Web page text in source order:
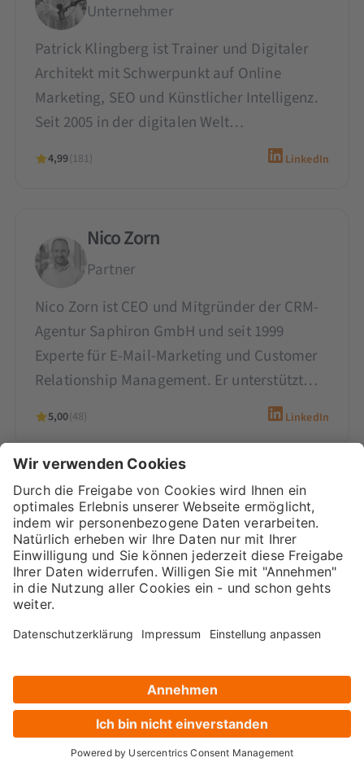
Unternehmer
Patrick Klingberg ist Trainer und Digitaler
Architekt mit Schwerpunkt auf Online
Marketing, SEO und Künstlicher Intelligenz.
Seit 2005 in der digitalen Welt…
4,99(181) LinkedIn
Nico Zorn
Partner
Nico Zorn ist CEO und Mitgründer der CRM-
Agentur Saphiron GmbH und seit 1999
Experte für E-Mail-Marketing und Customer
Relationship Management. Er unterstützt…
5,00(48) LinkedIn
Sarah-Yasmin Hennessen
Digital Marketing Beraterin &
Inhaberin
Sarah-Yasmin Hennessen ist Expertin für
Content-Marketing, digitales Recruiting und
den Einsatz von KI. Als Beraterin bei
maßgeschneiderte…